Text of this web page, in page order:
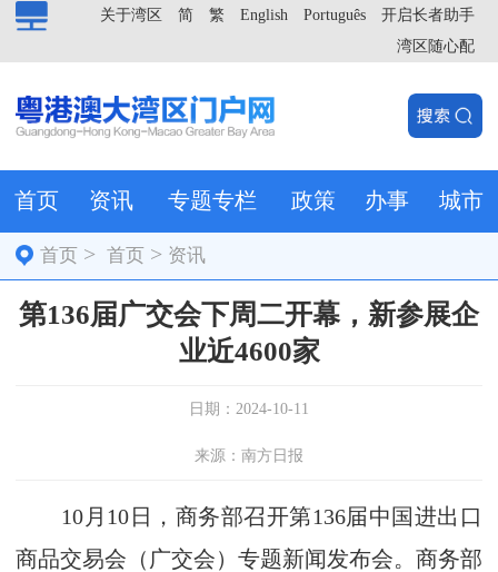
开启长者助手
Português
English
繁
简
关于湾区
湾区随心配
首页 资讯 专题专栏 政策 办事 城市
首页 >首页 > 资讯
第136届广交会下周二开幕，新参展企
业近4600家
日期：2024-10-11
来源：南方日报
10月10日，商务部召开第136届中国进出口
商品交易会（广交会）专题新闻发布会。商务部